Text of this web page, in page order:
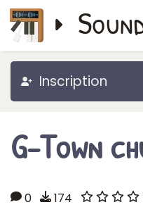
Inscription
G-Town
0 174